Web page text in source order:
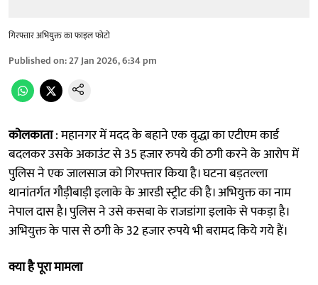
गिरफ्तार अभियुक्त का फाइल फोटो
Published on:27 Jan 2026, 6:34 pm
कोलकाता: महानगर में मदद के बहाने एक वृद्धा का एटीएम कार्ड
बदलकर उसके अकाउंट से 35 हजार रुपये की ठगी करने के आरोप में
पुलिस ने एक जालसाज को गिरफ्तार किया है। घटना बड़तल्ला
थानांतर्गत गौड़ीबाड़ी इलाके के आरडी स्ट्रीट की है। अभियुक्त का नाम
नेपाल दास है। पुलिस ने उसे कसबा के राजडांगा इलाके से पकड़ा है।
अभियुक्त के पास से ठगी के 32 हजार रुपये भी बरामद किये गये हैं।
क्या है पूरा मामला